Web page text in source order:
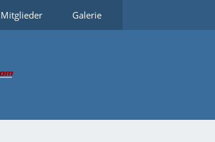
Mitglieder Galerie